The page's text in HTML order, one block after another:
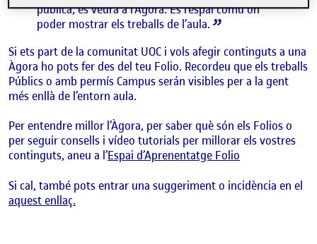
pública, es veurà a l’Àgora. És l’espai comú on
poder mostrar els treballs de l’aula.
Si ets part de la comunitat UOC i vols afegir continguts a una
Àgora ho pots fer des del teu Folio. Recordeu que els treballs
Públics o amb permís Campus serán visibles per a la gent
més enllà de l’entorn aula.
Per entendre millor l’Àgora, per saber què són els Folios o
per seguir consells i vídeo tutorials per millorar els vostres
continguts, aneu a l’Espai d’Aprenentatge Folio
Si cal, també pots entrar una suggeriment o incidència en el
aquest enllaç.